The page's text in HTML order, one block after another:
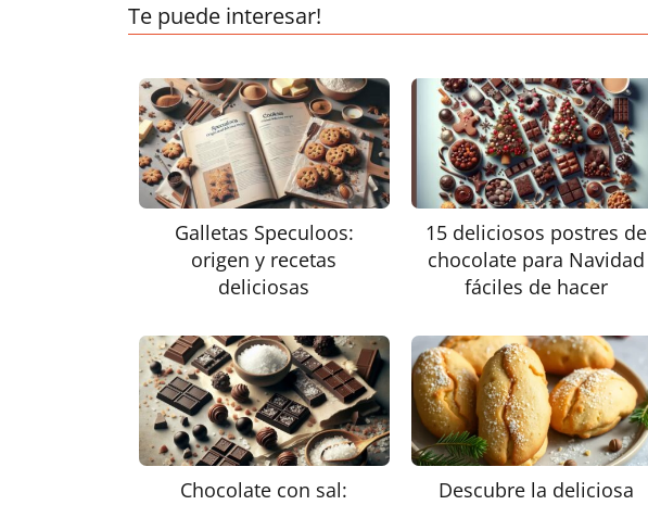
Te puede interesar!
Galletas Speculoos:
origen y recetas
deliciosas
15 deliciosos postres de
chocolate para Navidad
fáciles de hacer
Chocolate con sal:
Descubre la deliciosa